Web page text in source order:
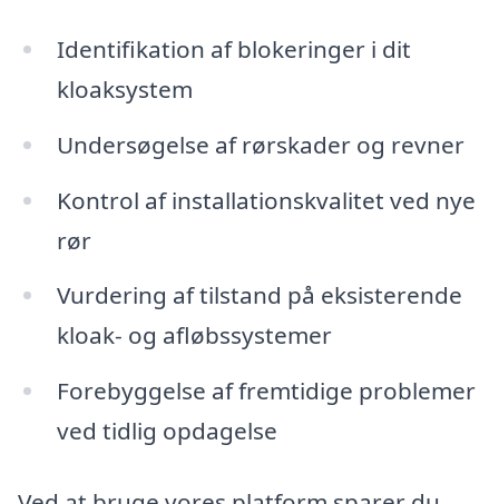
Identifikation af blokeringer i dit
kloaksystem
Undersøgelse af rørskader og revner
Kontrol af installationskvalitet ved nye
rør
Vurdering af tilstand på eksisterende
kloak- og afløbssystemer
Forebyggelse af fremtidige problemer
ved tidlig opdagelse